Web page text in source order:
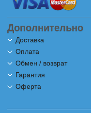
Дополнительно
Доставка
Оплата
Обмен / возврат
Гарантия
Оферта